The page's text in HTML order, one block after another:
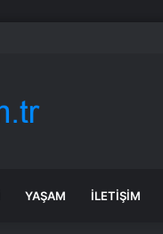
YAŞAM İLETIŞIM